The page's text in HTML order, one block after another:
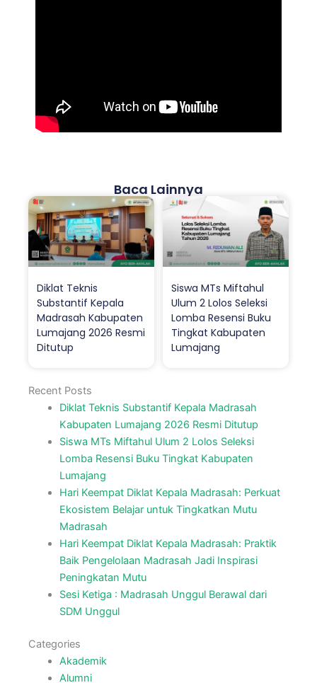
Baca Lainnya
Diklat Teknis
Substantif Kepala
Madrasah Kabupaten
Lumajang 2026 Resmi
Ditutup
Siswa MTs Miftahul
Ulum 2 Lolos Seleksi
Lomba Resensi Buku
Tingkat Kabupaten
Lumajang
Recent Posts
Diklat Teknis Substantif Kepala Madrasah
Kabupaten Lumajang 2026 Resmi Ditutup
Siswa MTs Miftahul Ulum 2 Lolos Seleksi
Lomba Resensi Buku Tingkat Kabupaten
Lumajang
Hari Keempat Diklat Kepala Madrasah: Perkuat
Ekosistem Belajar untuk Tingkatkan Mutu
Madrasah
Hari Keempat Diklat Kepala Madrasah: Praktik
Baik Pengelolaan Madrasah Jadi Inspirasi
Peningkatan Mutu
Sesi Ketiga : Madrasah Unggul Berawal dari
SDM Unggul
Categories
Akademik
Alumni